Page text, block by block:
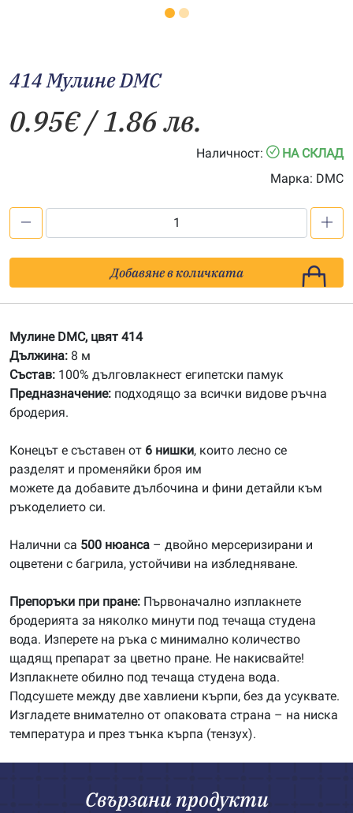
414 Мулине DMC
0.95€/ 1.86 лв.
Наличност:
НА СКЛАД
Марка: DMC
Мулине
DMC
Добавяне в количката
Мулине DMC, цвят 414
Дължина: 8 м
Състав: 100% дълговлакнест египетски памук
Предназначение: подходящо за всички видове ръчна
бродерия.
Конецът е съставен от 6 нишки, които лесно се
разделят и променяйки броя им
можете да добавите дълбочина и фини детайли към
ръкоделието си.
Налични са 500 нюанса – двойно мерсеризирани и
оцветени с багрила, устойчиви на избледняване.
Препоръки при пране: Първоначално изплакнете
бродерията за няколко минути под течаща студена
вода. Изперете на ръка с минимално количество
щадящ препарат за цветно пране. Не накисвайте!
Изплакнете обилно под течаща студена вода.
Подсушете между две хавлиени кърпи, без да усуквате.
Изгладете внимателно от опаковата страна – на ниска
температура и през тънка кърпа (тензух).
Свързани продукти